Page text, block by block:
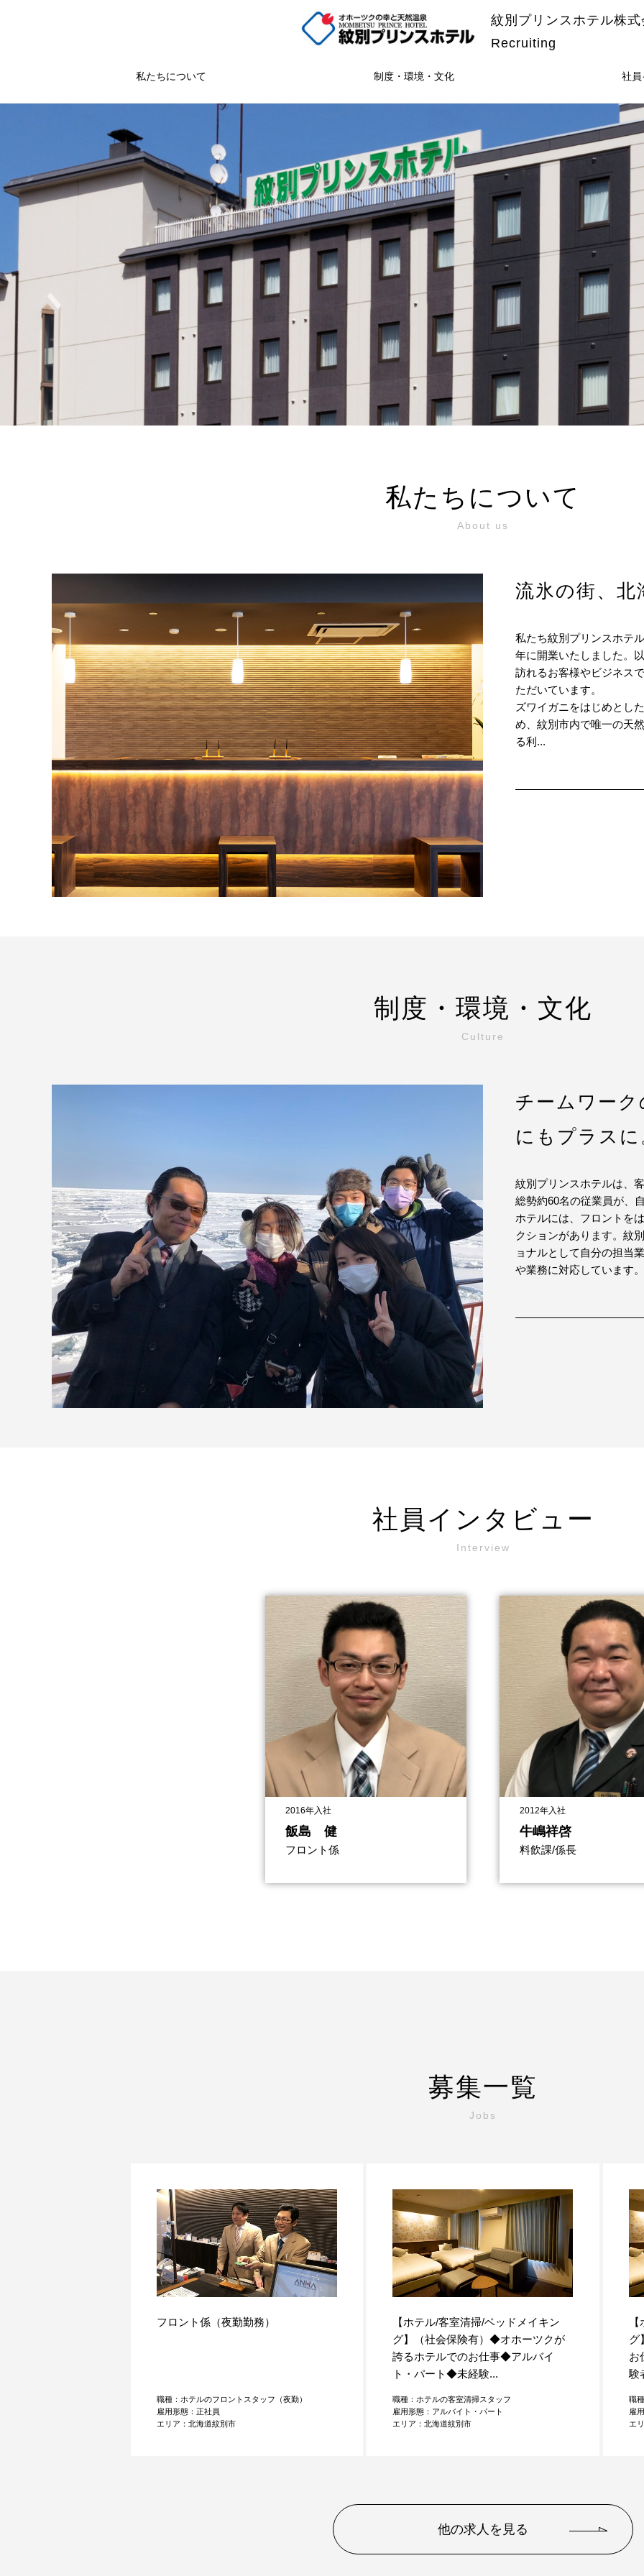
紋別プリンスホテル株式
Recruiting
私たちについて 制度・環境・文化 社員
私たちについて
About us
流氷の街、
私たち紋別プリンスホテ
年に開業いたしました。
訪れるお客様やビジネス
ただいています。
ズワイガニをはじめとし
め、紋別市内で唯一の天
る利...
制度・環境・文化
Culture
チームワー
にもプラス
紋別プリンスホテルは、
総勢約60名の従業員が、
ホテルには、フロントを
クションがあります。紋
ョナルとして自分の担当
や業務に対応しています
社員インタビュー
Interview
2016年入社
飯島 健
フロント係
2012年入社
牛嶋祥啓
料飲課/係長
募集一覧
Jobs
フロント係（夜勤勤務）
職種：ホテルのフロントスタッフ（夜勤）
雇用形態：正社員
エリア：北海道紋別市
【ホテル/客室清掃/ベッドメイキン
グ】（社会保険有）◆オホーツクが
誇るホテルでのお仕事◆アルバイ
ト・パート◆未経験...
職種：ホテルの客室清掃スタッフ
雇用形態：アルバイト・パート
エリア：北海道紋別市
グ
お
験
職
雇
エ
他の求人を見る